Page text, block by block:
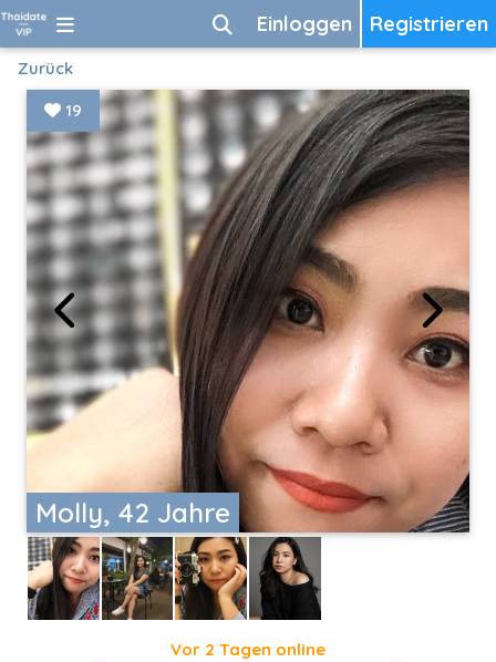
Registrieren
Einloggen
Zurück
Molly, 42 Jahre
19
Vor 2 Tagen online